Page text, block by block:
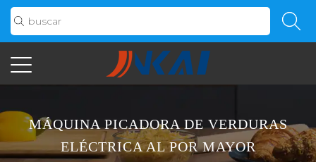
MÁQUINA PICADORA DE VERDURAS
ELÉCTRICA AL POR MAYOR